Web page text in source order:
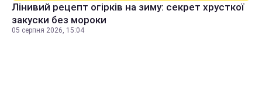
Лінивий рецепт огірків на зиму: секрет хрусткої
закуски без мороки
05 серпня 2026, 15:04